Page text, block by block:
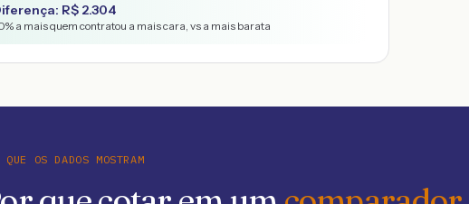
R$ 2.304
% a mais quem contratou a mais cara, vs a mais barata
QUE OS DADOS MOSTRAM